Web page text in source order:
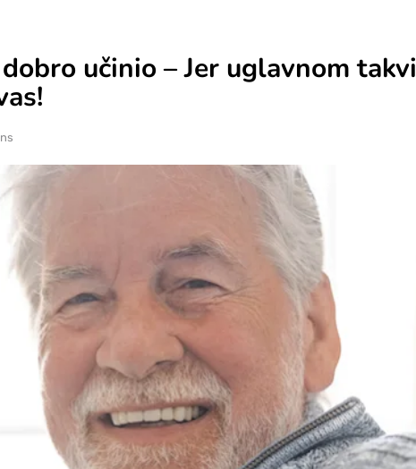
učinio – Jer uglavnom takvi